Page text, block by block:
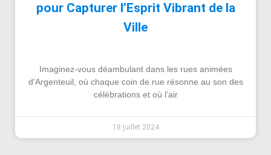
pour Capturer l’Esprit Vibrant de la
Ville
Imaginez-vous déambulant dans les rues animées
d’Argenteuil, où chaque coin de rue résonne au son des
célébrations et où l’air
18 juillet 2024